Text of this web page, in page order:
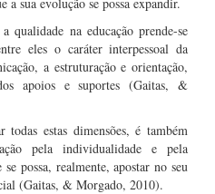
qualidade na educação prende-se
eles o caráter interpessoal da
a estruturação e orientação,
apoios e suportes (Gaitas, &
todas estas dimensões, é também
pela individualidade e pela
possa, realmente, apostar no seu
(Gaitas, & Morgado, 2010).